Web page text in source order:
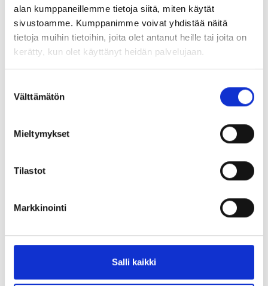
alan kumppaneillemme tietoja siitä, miten käytät
sivustoamme. Kumppanimme voivat yhdistää näitä
tietoja muihin tietoihin, joita olet antanut heille tai joita on
kerätty, kun olet käyttänyt heidän palvelujaan.
valinta
Välttämätön
Mieltymykset
Tilastot
Markkinointi
Salli kaikki
6944 Concrete Light Grey 7806 Birch Marigold
7831 Birch Buttermilk